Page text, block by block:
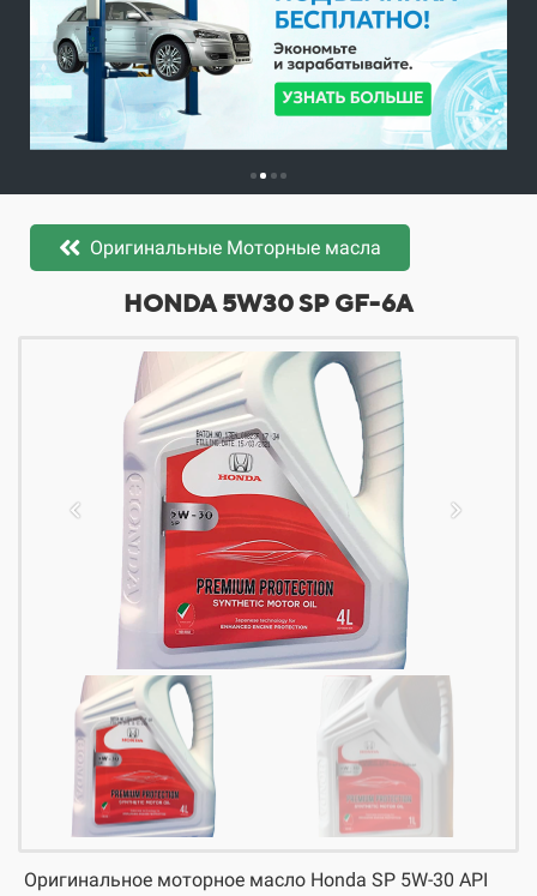
Оригинальные Моторные масла
​​​​HONDA 5W30 SP GF-6A
Оригинальное моторное масло Honda SP 5W-30 API